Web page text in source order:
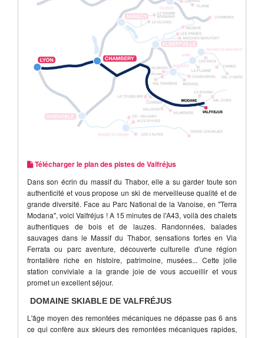
Télécharger le plan des pistes de Valfréjus
Dans son écrin du massif du Thabor, elle a su garder toute son
authenticité et vous propose un ski de merveilleuse qualité et de
grande diversité. Face au Parc National de la Vanoise, en "Terra
Modana", voici Valfréjus ! A 15 minutes de l'A43, voilà des chalets
authentiques de bois et de lauzes. Randonnées, balades
sauvages dans le Massif du Thabor, sensations fortes en Via
Ferrata ou parc aventure, découverte culturelle d'une région
frontalière riche en histoire, patrimoine, musées... Cette jolie
station conviviale a la grande joie de vous accueillir et vous
promet un excellent séjour.
DOMAINE SKIABLE DE VALFRÉJUS
L'âge moyen des remontées mécaniques ne dépasse pas 6 ans
ce qui confère aux skieurs des remontées mécaniques rapides,